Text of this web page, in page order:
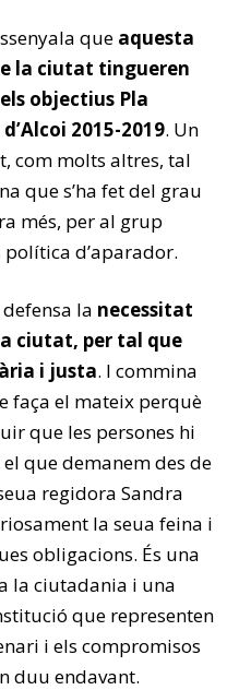
que aquesta
la ciutat tingueren
objectius Pla
2015-2019. Un
com molts altres, tal
que s’ha fet del grau
més, per al grup
política d’aparador.
la necessitat
ciutat, per tal que
i justa. I commina
faça el mateix perquè
que les persones hi
que demanem des de
regidora Sandra
la seua feina i
obligacions. És una
la ciutadania i una
que representen
i els compromisos
duu endavant.